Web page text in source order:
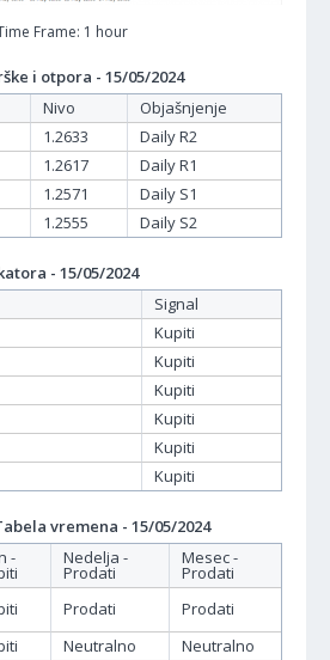
Frame: 1 hour
i otpora - 15/05/2024
Nivo
Objašnjenje
1.2633
Daily R2
1.2617
Daily R1
1.2571
Daily S1
1.2555 Daily S2
- 15/05/2024
Signal
Kupiti
Kupiti
Kupiti
Kupiti
Kupiti
Kupiti
vremena - 15/05/2024
- Nedelja -
Prodati
Mesec -
Prodati
Prodati
Prodati
Neutralno
Neutralno